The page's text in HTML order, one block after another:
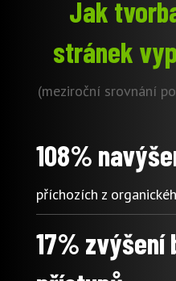
Jak
stránek
(meziroční srovnání
108%
příchozích z
17% zvýšení